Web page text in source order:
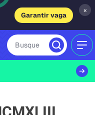
Garantir vaga
×
Busque